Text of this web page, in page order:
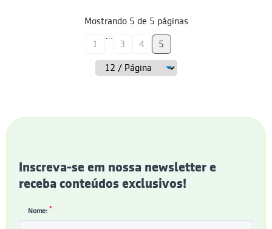
Mostrando 5 de 5 páginas
1
…
3 4 5
Inscreva-se em nossa newsletter e
receba conteúdos exclusivos!
Nome: *